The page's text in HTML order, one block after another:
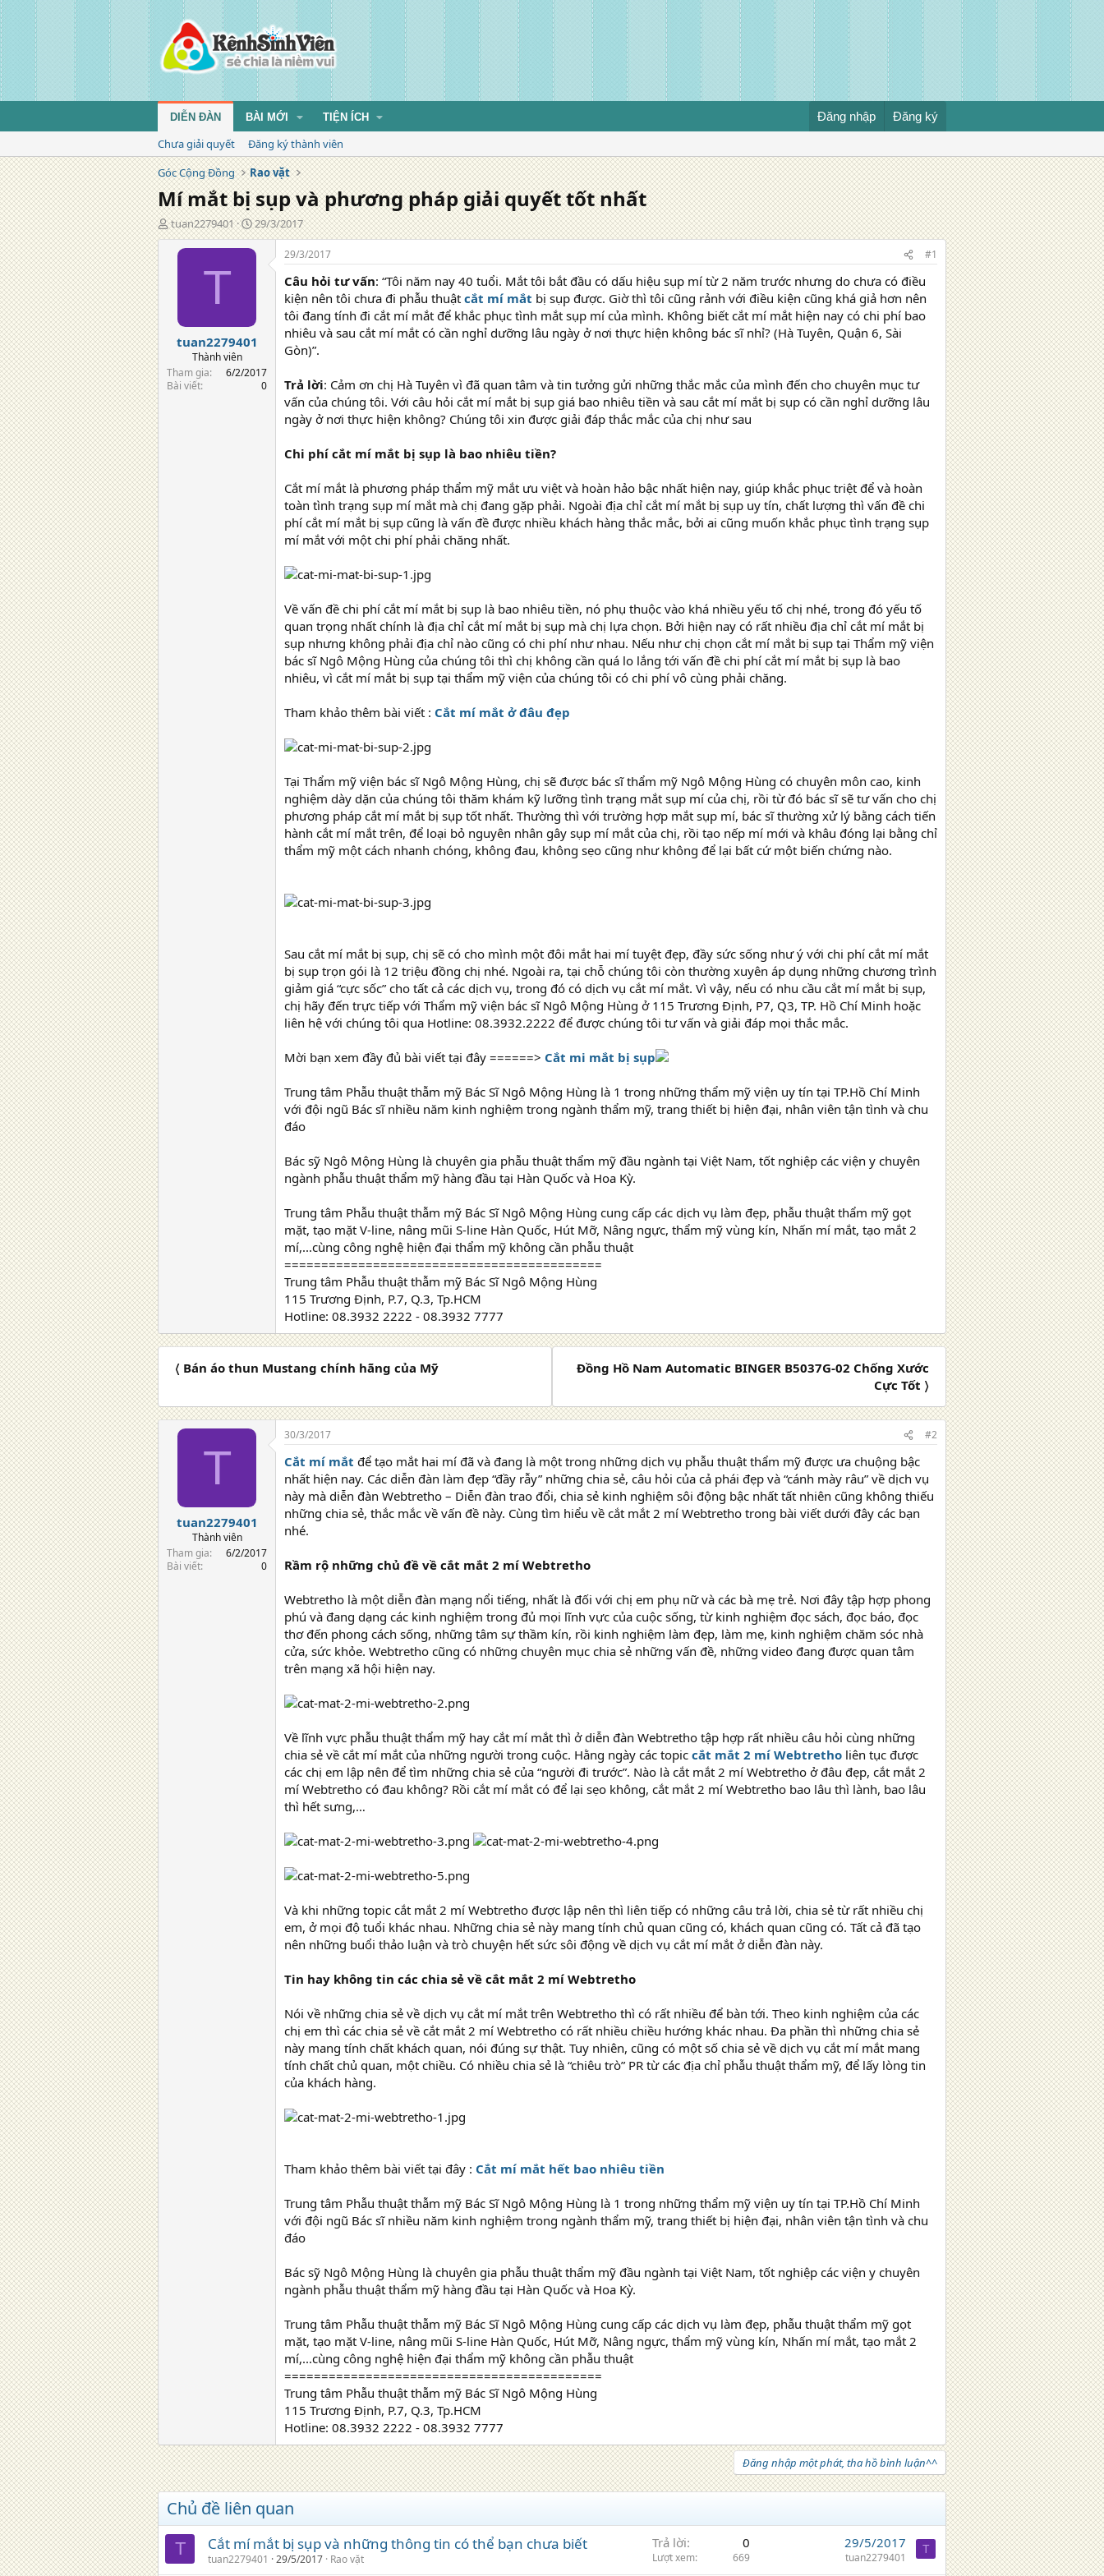
DIỄN ĐÀN BÀI MỚI TIỆN ÍCH Đăng nhập Đăng ký
Chưa giải quyết
Đăng ký thành viên
Góc Cộng Đồng
Rao vặt
Mí mắt bị sụp và phương pháp giải quyết tốt nhất
T
á
tuan2279401
N
g
à
g
29/3/2017
T
tuan2279401
Thành viên
Tham gia
6/2/2017
Bài viết
0
29/3/2017 #1
Câu hỏi tư vấn: “Tôi năm nay 40 tuổi. Mắt tôi bắt đầu có dấu hiệu sụp mí từ 2 năm trước nhưng do chưa có điều
kiện nên tôi chưa đi phẫu thuật cắt mí mắt bị sụp được. Giờ thì tôi cũng rảnh với điều kiện cũng khá giả hơn nên
tôi đang tính đi cắt mí mắt để khắc phục tình mắt sụp mí của mình. Không biết cắt mí mắt hiện nay có chi phí bao
nhiêu và sau cắt mí mắt có cần nghỉ dưỡng lâu ngày ở nơi thực hiện không bác sĩ nhỉ? (Hà Tuyên, Quận 6, Sài
Gòn)”.
Trả lời: Cảm ơn chị Hà Tuyên vì đã quan tâm và tin tưởng gửi những thắc mắc của mình đến cho chuyên mục tư
vấn của chúng tôi. Với câu hỏi cắt mí mắt bị sụp giá bao nhiêu tiền và sau cắt mí mắt bị sụp có cần nghỉ dưỡng lâu
ngày ở nơi thực hiện không? Chúng tôi xin được giải đáp thắc mắc của chị như sau
Chi phí cắt mí mắt bị sụp là bao nhiêu tiền?
Cắt mí mắt là phương pháp thẩm mỹ mắt ưu việt và hoàn hảo bậc nhất hiện nay, giúp khắc phục triệt để và hoàn
toàn tình trạng sụp mí mắt mà chị đang gặp phải. Ngoài địa chỉ cắt mí mắt bị sụp uy tín, chất lượng thì vấn đề chi
phí cắt mí mắt bị sụp cũng là vấn đề được nhiều khách hàng thắc mắc, bởi ai cũng muốn khắc phục tình trạng sụp
mí mắt với một chi phí phải chăng nhất.
Về vấn đề chi phí cắt mí mắt bị sụp là bao nhiêu tiền, nó phụ thuộc vào khá nhiều yếu tố chị nhé, trong đó yếu tố
quan trọng nhất chính là địa chỉ cắt mí mắt bị sụp mà chị lựa chọn. Bởi hiện nay có rất nhiều địa chỉ cắt mí mắt bị
sụp nhưng không phải địa chỉ nào cũng có chi phí như nhau. Nếu như chị chọn cắt mí mắt bị sụp tại Thẩm mỹ viện
bác sĩ Ngô Mộng Hùng của chúng tôi thì chị không cần quá lo lắng tới vấn đề chi phí cắt mí mắt bị sụp là bao
nhiêu, vì cắt mí mắt bị sụp tại thẩm mỹ viện của chúng tôi có chi phí vô cùng phải chăng.
Tham khảo thêm bài viết : Cắt mí mắt ở đâu đẹp
Tại Thẩm mỹ viện bác sĩ Ngô Mộng Hùng, chị sẽ được bác sĩ thẩm mỹ Ngô Mộng Hùng có chuyên môn cao, kinh
nghiệm dày dặn của chúng tôi thăm khám kỹ lưỡng tình trạng mắt sụp mí của chị, rồi từ đó bác sĩ sẽ tư vấn cho chị
phương pháp cắt mí mắt bị sụp tốt nhất. Thường thì với trường hợp mắt sụp mí, bác sĩ thường xử lý bằng cách tiến
hành cắt mí mắt trên, để loại bỏ nguyên nhân gây sụp mí mắt của chị, rồi tạo nếp mí mới và khâu đóng lại bằng chỉ
thẩm mỹ một cách nhanh chóng, không đau, không sẹo cũng như không để lại bất cứ một biến chứng nào.
Sau cắt mí mắt bị sụp, chị sẽ có cho mình một đôi mắt hai mí tuyệt đẹp, đầy sức sống như ý với chi phí cắt mí mắt
bị sụp trọn gói là 12 triệu đồng chị nhé. Ngoài ra, tại chỗ chúng tôi còn thường xuyên áp dụng những chương trình
giảm giá “cực sốc” cho tất cả các dịch vụ, trong đó có dịch vụ cắt mí mắt. Vì vậy, nếu có nhu cầu cắt mí mắt bị sụp,
chị hãy đến trực tiếp với Thẩm mỹ viện bác sĩ Ngô Mộng Hùng ở 115 Trương Định, P7, Q3, TP. Hồ Chí Minh hoặc
liên hệ với chúng tôi qua Hotline: 08.3932.2222 để được chúng tôi tư vấn và giải đáp mọi thắc mắc.
Mời bạn xem đầy đủ bài viết tại đây ======> Cắt mi mắt bị sụp
Trung tâm Phẫu thuật thẫm mỹ Bác Sĩ Ngô Mộng Hùng là 1 trong những thẩm mỹ viện uy tín tại TP.Hồ Chí Minh
với đội ngũ Bác sĩ nhiều năm kinh nghiệm trong ngành thẩm mỹ, trang thiết bị hiện đại, nhân viên tận tình và chu
đáo
Bác sỹ Ngô Mộng Hùng là chuyên gia phẫu thuật thẩm mỹ đầu ngành tại Việt Nam, tốt nghiệp các viện y chuyên
ngành phẫu thuật thẩm mỹ hàng đầu tại Hàn Quốc và Hoa Kỳ.
Trung tâm Phẫu thuật thẫm mỹ Bác Sĩ Ngô Mộng Hùng cung cấp các dịch vụ làm đẹp, phẫu thuật thẩm mỹ gọt
mặt, tạo mặt V-line, nâng mũi S-line Hàn Quốc, Hút Mỡ, Nâng ngực, thẩm mỹ vùng kín, Nhấn mí mắt, tạo mắt 2
mí,...cùng công nghệ hiện đại thẩm mỹ không cần phẫu thuật
===========================================
Trung tâm Phẫu thuật thẫm mỹ Bác Sĩ Ngô Mộng Hùng
115 Trương Định, P.7, Q.3, Tp.HCM
Hotline: 08.3932 2222 - 08.3932 7777
〈 Bán áo thun Mustang chính hãng của Mỹ
Đồng Hồ Nam Automatic BINGER B5037G-02 Chống Xước
Cực Tốt 〉
T
tuan2279401
Thành viên
Tham gia
6/2/2017
Bài viết
0
30/3/2017 #2
Cắt mí mắt để tạo mắt hai mí đã và đang là một trong những dịch vụ phẫu thuật thẩm mỹ được ưa chuộng bậc
nhất hiện nay. Các diễn đàn làm đẹp “đầy rẫy” những chia sẻ, câu hỏi của cả phái đẹp và “cánh mày râu” về dịch vụ
này mà diễn đàn Webtretho – Diễn đàn trao đổi, chia sẻ kinh nghiệm sôi động bậc nhất tất nhiên cũng không thiếu
những chia sẻ, thắc mắc về vấn đề này. Cùng tìm hiểu về cắt mắt 2 mí Webtretho trong bài viết dưới đây các bạn
nhé.
Rầm rộ những chủ đề về cắt mắt 2 mí Webtretho
Webtretho là một diễn đàn mạng nổi tiếng, nhất là đối với chị em phụ nữ và các bà mẹ trẻ. Nơi đây tập hợp phong
phú và đang dạng các kinh nghiệm trong đủ mọi lĩnh vực của cuộc sống, từ kinh nghiệm đọc sách, đọc báo, đọc
thơ đến phong cách sống, những tâm sự thầm kín, rồi kinh nghiệm làm đẹp, làm mẹ, kinh nghiệm chăm sóc nhà
cửa, sức khỏe. Webtretho cũng có những chuyên mục chia sẻ những vấn đề, những video đang được quan tâm
trên mạng xã hội hiện nay.
Về lĩnh vực phẫu thuật thẩm mỹ hay cắt mí mắt thì ở diễn đàn Webtretho tập hợp rất nhiều câu hỏi cùng những
chia sẻ về cắt mí mắt của những người trong cuộc. Hằng ngày các topic cắt mắt 2 mí Webtretho liên tục được
các chị em lập nên để tìm những chia sẻ của “người đi trước”. Nào là cắt mắt 2 mí Webtretho ở đâu đẹp, cắt mắt 2
mí Webtretho có đau không? Rồi cắt mí mắt có để lại sẹo không, cắt mắt 2 mí Webtretho bao lâu thì lành, bao lâu
thì hết sưng,…
Và khi những topic cắt mắt 2 mí Webtretho được lập nên thì liên tiếp có những câu trả lời, chia sẻ từ rất nhiều chị
em, ở mọi độ tuổi khác nhau. Những chia sẻ này mang tính chủ quan cũng có, khách quan cũng có. Tất cả đã tạo
nên những buổi thảo luận và trò chuyện hết sức sôi động về dịch vụ cắt mí mắt ở diễn đàn này.
Tin hay không tin các chia sẻ về cắt mắt 2 mí Webtretho
Nói về những chia sẻ về dịch vụ cắt mí mắt trên Webtretho thì có rất nhiều để bàn tới. Theo kinh nghiệm của các
chị em thì các chia sẻ về cắt mắt 2 mí Webtretho có rất nhiều chiều hướng khác nhau. Đa phần thì những chia sẻ
này mang tính chất khách quan, nói đúng sự thật. Tuy nhiên, cũng có một số chia sẻ về dịch vụ cắt mí mắt mang
tính chất chủ quan, một chiều. Có nhiều chia sẻ là “chiêu trò” PR từ các địa chỉ phẫu thuật thẩm mỹ, để lấy lòng tin
của khách hàng.
Tham khảo thêm bài viết tại đây : Cắt mí mắt hết bao nhiêu tiền
Trung tâm Phẫu thuật thẫm mỹ Bác Sĩ Ngô Mộng Hùng là 1 trong những thẩm mỹ viện uy tín tại TP.Hồ Chí Minh
với đội ngũ Bác sĩ nhiều năm kinh nghiệm trong ngành thẩm mỹ, trang thiết bị hiện đại, nhân viên tận tình và chu
đáo
Bác sỹ Ngô Mộng Hùng là chuyên gia phẫu thuật thẩm mỹ đầu ngành tại Việt Nam, tốt nghiệp các viện y chuyên
ngành phẫu thuật thẩm mỹ hàng đầu tại Hàn Quốc và Hoa Kỳ.
Trung tâm Phẫu thuật thẫm mỹ Bác Sĩ Ngô Mộng Hùng cung cấp các dịch vụ làm đẹp, phẫu thuật thẩm mỹ gọt
mặt, tạo mặt V-line, nâng mũi S-line Hàn Quốc, Hút Mỡ, Nâng ngực, thẩm mỹ vùng kín, Nhấn mí mắt, tạo mắt 2
mí,...cùng công nghệ hiện đại thẩm mỹ không cần phẫu thuật
===========================================
Trung tâm Phẫu thuật thẫm mỹ Bác Sĩ Ngô Mộng Hùng
115 Trương Định, P.7, Q.3, Tp.HCM
Hotline: 08.3932 2222 - 08.3932 7777
Đăng nhập một phát, tha hồ bình luận^^
Chủ đề liên quan
T Cắt mí mắt bị sụp và những thông tin có thể bạn chưa biết
tuan2279401 29/5/2017 Rao vặt
Trả lời 0
Lượt xem 669
29/5/2017
tuan2279401
T